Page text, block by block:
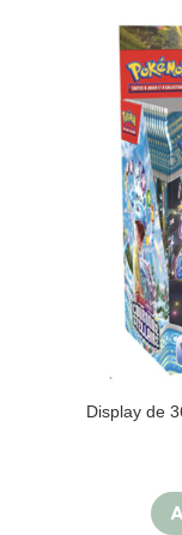
Display de